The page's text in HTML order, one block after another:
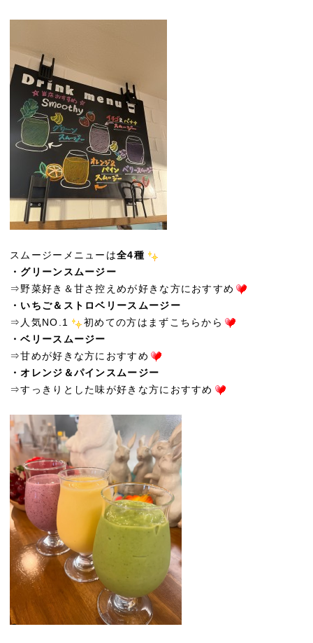
スムージーメニューは全4種
・グリーンスムージー
⇒野菜好き＆甘さ控えめが好きな方におすすめ
・いちご＆ストロベリースムージー
⇒人気NO.1
初めての方はまずこちらから
・ベリースムージー
⇒甘めが好きな方におすすめ
・オレンジ＆パインスムージー
⇒すっきりとした味が好きな方におすすめ